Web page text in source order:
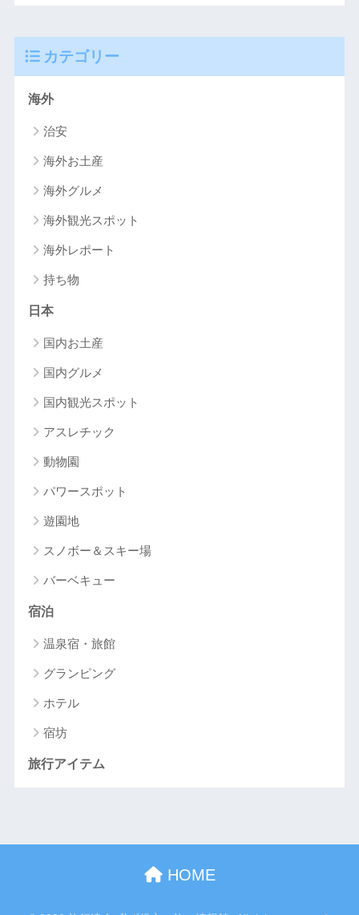
カテゴリー
海外
治安
海外お土産
海外グルメ
海外観光スポット
海外レポート
持ち物
日本
国内お土産
国内グルメ
国内観光スポット
アスレチック
動物園
パワースポット
遊園地
スノボー＆スキー場
バーベキュー
宿泊
温泉宿・旅館
グランピング
ホテル
宿坊
旅行アイテム
HOME